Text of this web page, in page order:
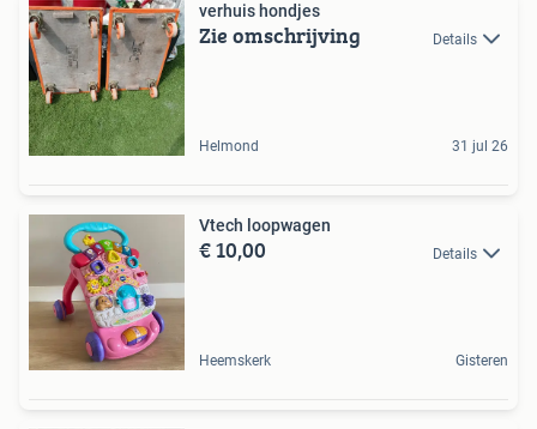
verhuis hondjes
Zie omschrijving Details
Helmond 31 jul 26
Vtech loopwagen
€ 10,00 Details
Heemskerk Gisteren